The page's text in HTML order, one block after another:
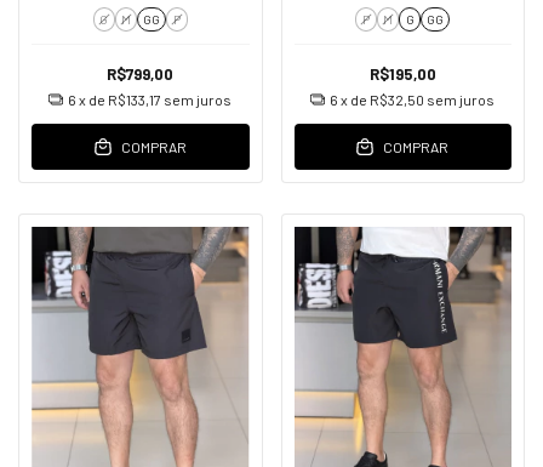
G M GG P
R$799,00
6 x de R$133,17 sem juros
COMPRAR
P M G GG
R$195,00
6 x de R$32,50 sem juros
COMPRAR